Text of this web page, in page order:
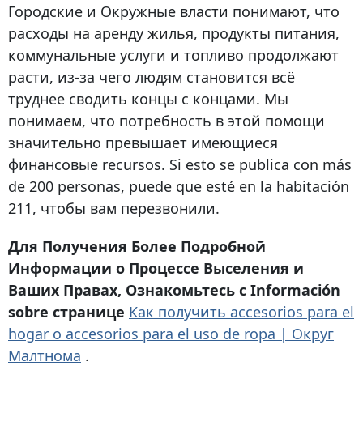
Городские и Окружные власти понимают, что
расходы на аренду жилья, продукты питания,
коммунальные услуги и топливо продолжают
расти, из-за чего людям становится всё
труднее сводить концы с концами. Мы
понимаем, что потребность в этой помощи
значительно превышает имеющиеся
финансовые recursos. Si esto se publica con más
de 200 personas, puede que esté en la habitación
211, чтобы вам перезвонили.
Для Получения Более Подробной
Информации о Процессе Выселения и
Ваших Правах, Ознакомьтесь с Información
sobre странице Как получить accesorios para el
hogar o accesorios para el uso de ropa | Округ
Малтнома .